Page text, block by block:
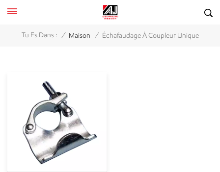
Tu Es Dans : / Maison / Échafaudage À Coupleur Unique